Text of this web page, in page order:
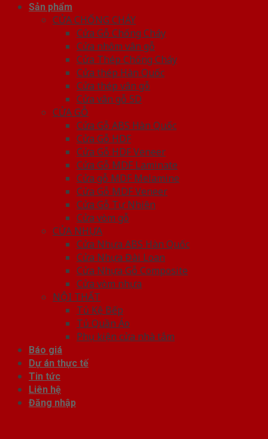
Sản phẩm
CỬA CHỐNG CHÁY
Cửa Gỗ Chống Cháy
Cửa nhôm vân gỗ
Cửa Thép Chống Cháy
Cửa thép Hàn Quốc
Cửa thép vân gỗ
Cửa vân gỗ 5D
CỬA GỖ
Cửa Gỗ ABS Hàn Quốc
Cửa Gỗ HDF
Cửa Gỗ HDF Veneer
Cửa Gỗ MDF Laminate
Cửa gỗ MDF Melamine
Cửa Gỗ MDF Veneer
Cửa Gỗ Tự Nhiên
Cửa vòm gỗ
CỬA NHỰA
Cửa Nhựa ABS Hàn Quốc
Cửa Nhựa Đài Loan
Cửa Nhựa Gỗ Composite
Cửa vòm nhựa
NỘI THẤT
Tủ Kệ Bếp
Tủ Quần Áo
Phụ kiện cửa nhà tắm
Báo giá
Dự án thực tế
Tin tức
Liên hệ
Đăng nhập